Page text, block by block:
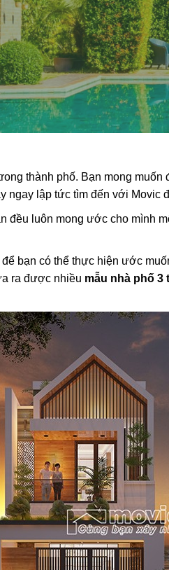
thành phố. Bạn mong muốn
ngay lập tức tìm đến với
đều luôn mong ước cho mình
bạn có thể thực hiện ước
ra được nhiều mẫu nhà phố 3